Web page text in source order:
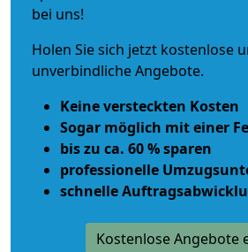
bei uns!
Holen Sie sich jetzt kostenlose
unverbindliche Angebote.
Keine versteckten Kosten
Sogar möglich mit einer
bis zu ca. 60 % sparen
professionelle
schnelle
Kostenlose Angebote